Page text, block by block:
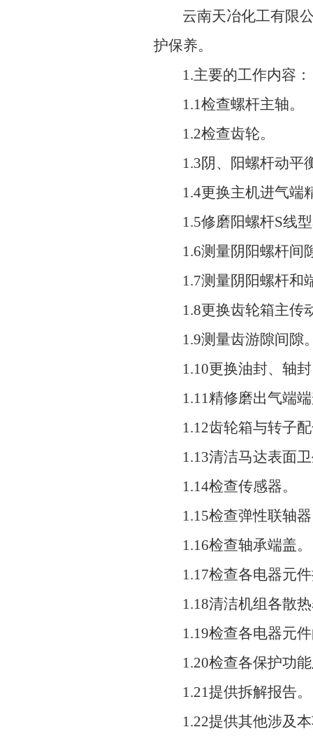
云南天冶化工有限
护保养。
1.主要的工作内容：
1.1检查螺杆主轴。
1.2检查齿轮。
1.3阴、阳螺杆动平
1.4更换主机进气端
1.5修磨阳螺杆S线
1.6测量阴阳螺杆间
1.7测量阴阳螺杆和
1.8更换齿轮箱主传
1.9测量齿游隙间隙
1.10更换油封、轴
1.11精修磨出气端
1.12齿轮箱与转子
1.13清洁马达表面
1.14检查传感器。
1.15检查弹性联轴
1.16检查轴承端盖。
1.17检查各电器元
1.18清洁机组各散
1.19检查各电器元
1.20检查各保护功
1.21提供拆解报告。
1.22提供其他涉及